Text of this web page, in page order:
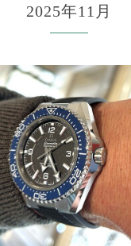
2025年11月